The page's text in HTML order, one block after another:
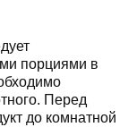
порциями в
Перед
до комнатной